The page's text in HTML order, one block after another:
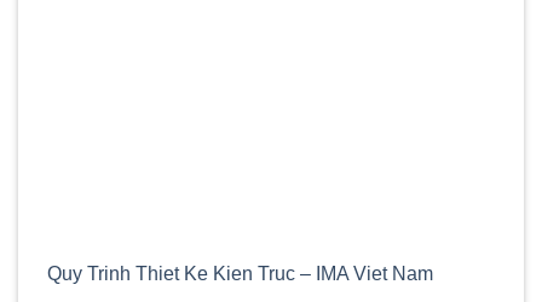
Quy Trinh Thiet Ke Kien Truc – IMA Viet Nam